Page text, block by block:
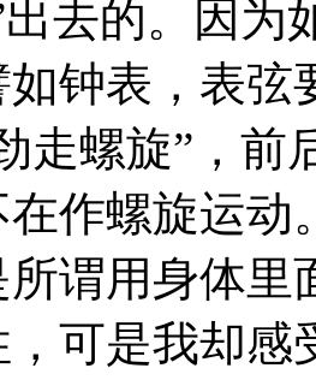
去的。因为
钟表，表弦
走螺旋”，前
在作螺旋运
谓用身体里
可是我却感